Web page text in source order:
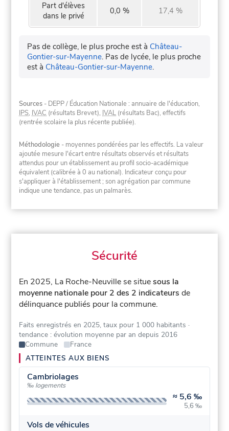
Part d'élèves
dans le privé
0,0 % 17,4 %
Pas de collège, le plus proche est à Château-
Gontier-sur-Mayenne. Pas de lycée, le plus proche
est à Château-Gontier-sur-Mayenne.
Sources - DEPP / Éducation Nationale : annuaire de l'éducation,
IPS, IVAC (résultats Brevet), IVAL (résultats Bac), effectifs
(rentrée scolaire la plus récente publiée).
Méthodologie - moyennes pondérées par les effectifs. La valeur
ajoutée mesure l'écart entre résultats observés et résultats
attendus pour un établissement au profil socio-académique
équivalent (calibrée à 0 au national). Indicateur conçu pour
s'appliquer à l'établissement ; son agrégation par commune
indique une tendance, pas un palmarès.
Sécurité
En 2025, La Roche-Neuville se situesous la
moyenne nationale pour 2 des 2 indicateurs de
délinquance publiés pour la commune.
Faits enregistrés en 2025, taux pour 1 000 habitants ·
tendance : évolution moyenne par an depuis 2016
Commune
France
ATTEINTES AUX BIENS
Cambriolages
‰ logements
≈ 5,6 ‰
5,6 ‰
Vols de véhicules